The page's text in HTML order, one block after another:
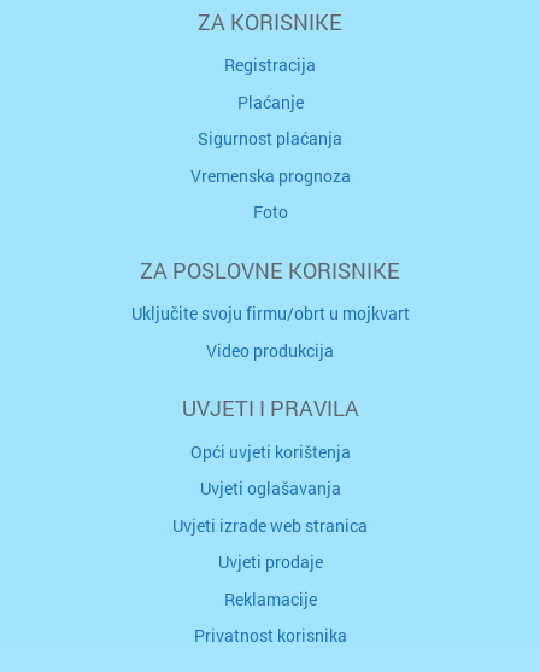
ZA KORISNIKE
Registracija
Plaćanje
Sigurnost plaćanja
Vremenska prognoza
Foto
ZA POSLOVNE KORISNIKE
Uključite svoju firmu/obrt u mojkvart
Video produkcija
UVJETI I PRAVILA
Opći uvjeti korištenja
Uvjeti oglašavanja
Uvjeti izrade web stranica
Uvjeti prodaje
Reklamacije
Privatnost korisnika